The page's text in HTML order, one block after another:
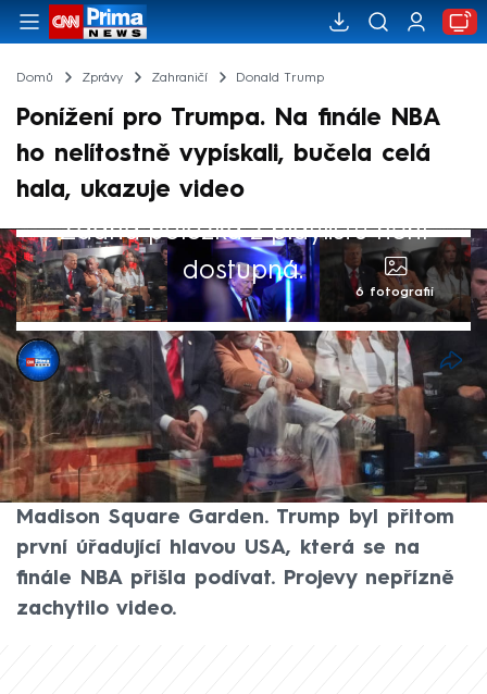
Domů Zprávy Zahraničí Donald Trump
Ponížení pro Trumpa. Na finále NBA
ho nelítostně vypískali, bučela celá
hala, ukazuje video
Žádná položka z playlistu není
dostupná.
6 fotografií
CNN Prima NEWS
9. čvn 2026, 09:17
Amerického prezidenta Donalda Trumpa
fanoušci basketbalové ligy NBA nelítostně
vypískali během pondělního zápasu v
Madison Square Garden. Trump byl přitom
první úřadující hlavou USA, která se na
finále NBA přišla podívat. Projevy nepřízně
zachytilo video.